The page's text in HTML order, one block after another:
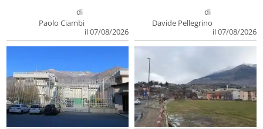
di
Paolo Ciambi
il 07/08/2026
di
Davide Pellegrino
il 07/08/2026